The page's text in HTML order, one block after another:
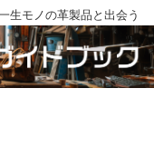
生モノの革製品と出会う